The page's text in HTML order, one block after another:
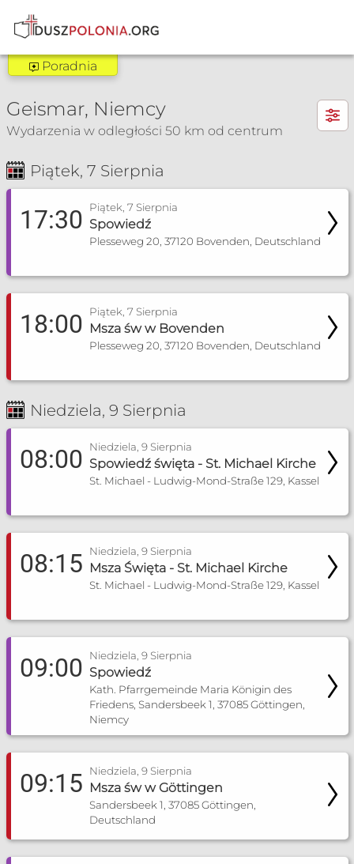
Poradnia Göttingen
Zakres pomocy:
Poradnia Kassel
Zakres pomocy:
Poradnia dla narzeczonych
Więcej informacji
Poradnia
×
Msza Św. i nabożeństwa
Geismar, Niemcy
Wydarzenia w odległości 50 km od centrum
Piątek, 7 Sierpnia
17:30 Piątek, 7 Sierpnia
Spowiedź
Plesseweg 20, 37120 Bovenden, Deutschland
18:00 Piątek, 7 Sierpnia
Msza św w Bovenden
Plesseweg 20, 37120 Bovenden, Deutschland
Niedziela, 9 Sierpnia
08:00 Niedziela, 9 Sierpnia
Spowiedź święta - St. Michael Kirche
St. Michael - Ludwig-Mond-Straße 129, Kassel
08:15 Niedziela, 9 Sierpnia
Msza Święta - St. Michael Kirche
St. Michael - Ludwig-Mond-Straße 129, Kassel
09:00 Niedziela, 9 Sierpnia
Spowiedź
Kath. Pfarrgemeinde Maria Königin des
Friedens, Sandersbeek 1, 37085 Göttingen,
Niemcy
09:15 Niedziela, 9 Sierpnia
Msza św w Göttingen
Sandersbeek 1, 37085 Göttingen,
Deutschland